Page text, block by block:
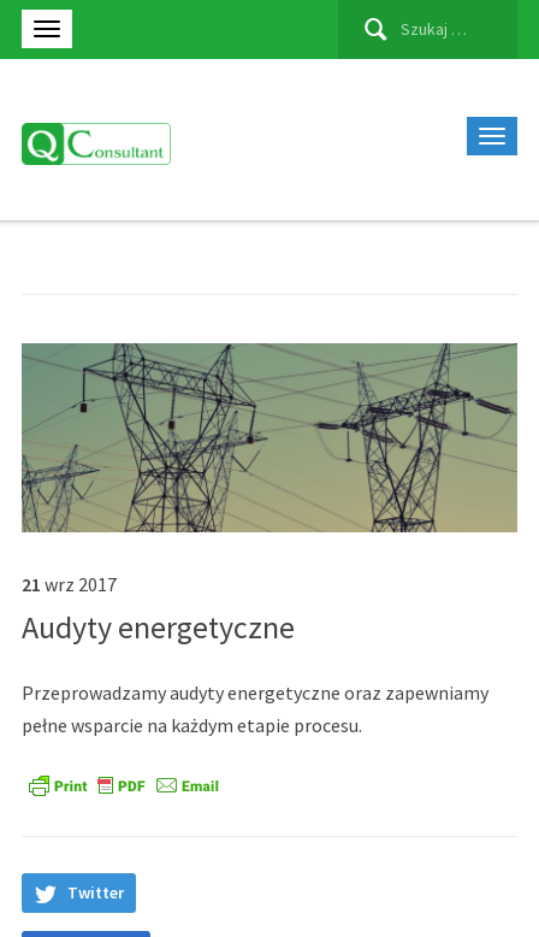
Szukaj:
21 wrz 2017
Audyty energetyczne
Przeprowadzamy audyty energetyczne oraz zapewniamy
pełne wsparcie na każdym etapie procesu.
Twitter